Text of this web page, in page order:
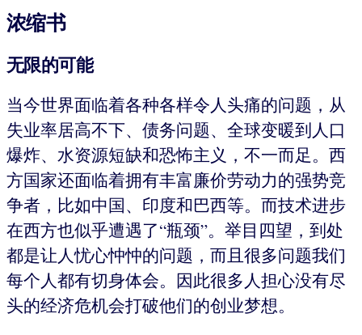
浓缩书
无限的可能
当今世界面临着各种各样令人头痛的问题，从
失业率居高不下、债务问题、全球变暖到人口
爆炸、水资源短缺和恐怖主义，不一而足。西
方国家还面临着拥有丰富廉价劳动力的强势竞
争者，比如中国、印度和巴西等。而技术进步
在西方也似乎遭遇了“瓶颈”。举目四望，到处
都是让人忧心忡忡的问题，而且很多问题我们
每个人都有切身体会。因此很多人担心没有尽
头的经济危机会打破他们的创业梦想。